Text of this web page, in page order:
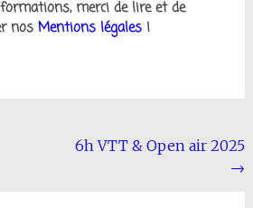
merci de lire et de
nosMentions légales!
6h VTT & Open air 2025
→